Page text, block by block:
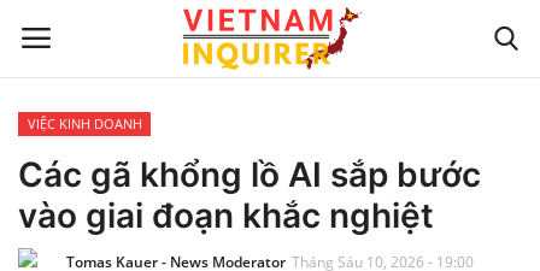
Trang chủ
Liên hệ
VIỆC KINH DOANH
Các gã khổng lồ AI sắp bước
vào giai đoạn khắc nghiệt
Tomas Kauer - News Moderator Tháng Sáu 10, 2026 - 19:00